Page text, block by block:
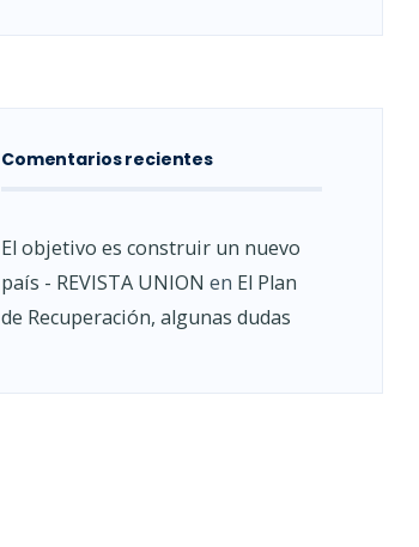
Comentarios recientes
El objetivo es construir un nuevo
país - REVISTA UNION en El Plan
de Recuperación, algunas dudas